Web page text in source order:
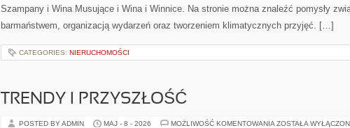
Szampany i Wina Musujące i Wina i Winnice. Na stronie można znaleźć pomysły
barmaństwem, organizacją wydarzeń oraz tworzeniem klimatycznych przyjęć. […]
CATEGORIES: NIERUCHOMOŚCI
TRENDY I PRZYSZŁOŚĆ
POSTED BY ADMIN MAJ - 8 - 2026 MOŻLIWOŚĆ KOMENTOWANIA TRENDY
ZOSTAŁA